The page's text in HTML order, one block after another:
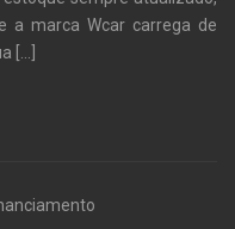
a marca Wcar carrega de